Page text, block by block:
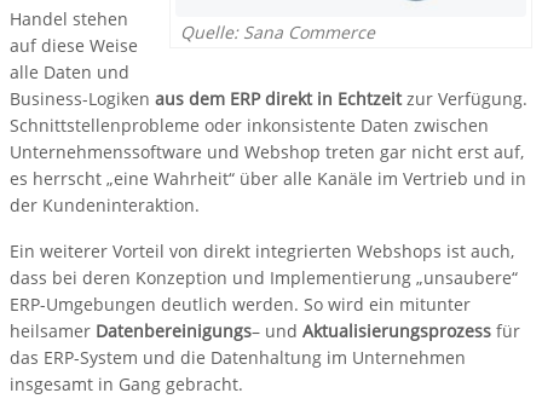
Quelle: Sana Commerce
Handel stehen
auf diese Weise
alle Daten und
Business-Logiken aus dem ERP direkt in Echtzeitzur Verfügung.
Schnittstellenprobleme oder inkonsistente Daten zwischen
Unternehmenssoftware und Webshop treten gar nicht erst auf,
es herrscht „eine Wahrheit“ über alle Kanäle im Vertrieb und in
der Kundeninteraktion.
Ein weiterer Vorteil von direkt integrierten Webshops ist auch,
dass bei deren Konzeption und Implementierung „unsaubere“
ERP-Umgebungen deutlich werden. So wird ein mitunter
heilsamer Datenbereinigungs– und Aktualisierungsprozess für
das ERP-System und die Datenhaltung im Unternehmen
insgesamt in Gang gebracht.